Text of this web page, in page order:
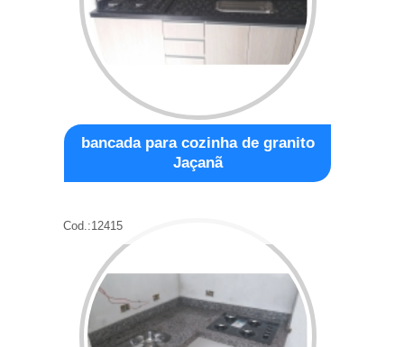
bancada para cozinha de granito
Jaçanã
Cod.:12415